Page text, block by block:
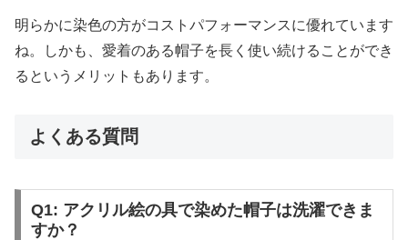
明らかに染色の方がコストパフォーマンスに優れています
ね。しかも、愛着のある帽子を長く使い続けることができ
るというメリットもあります。
よくある質問
Q1: アクリル絵の具で染めた帽子は洗濯できま
すか？